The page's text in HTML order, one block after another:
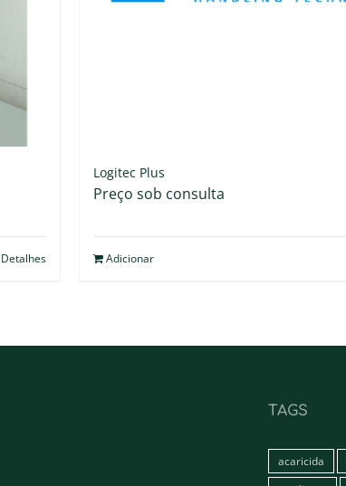
Detalhes
Logitec Plus
Preço sob consulta
Adicionar
TAGS
acaricida